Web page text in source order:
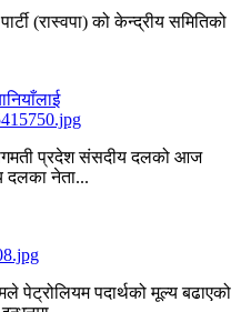
(रास्वपा) को केन्द्रीय समितिको
प्रदेश संसदीय दलको आज
दलका नेता...
पदार्थको मूल्य बढाएको